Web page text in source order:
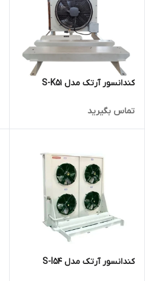
کندانسور آرتک مدل S-K51
تماس بگیرید
کندانسور آرتک مدل S-I54